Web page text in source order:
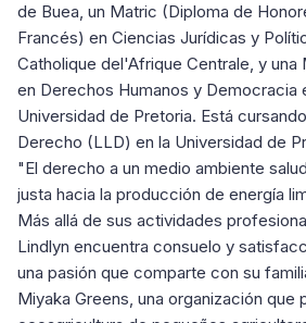
de Buea, un Matric (Diploma de
Francés) en Ciencias Jurídicas y
Catholique del'Afrique Centrale, y una
en Derechos Humanos y Democracia
Universidad de Pretoria. Está
Derecho (LLD) en la Universidad de
"El derecho a un medio ambiente
justa hacia la producción de energía
Más allá de sus actividades
Lindlyn encuentra consuelo y
una pasión que comparte con su
Miyaka Greens, una organización que